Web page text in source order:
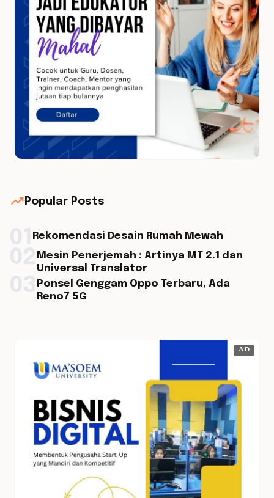
trending_up Popular Posts
Rekomendasi Desain Rumah Mewah
Mesin Penerjemah : Artinya MT 2.1 dan
Universal Translator
Ponsel Genggam Oppo Terbaru, Ada
Reno7 5G
AD